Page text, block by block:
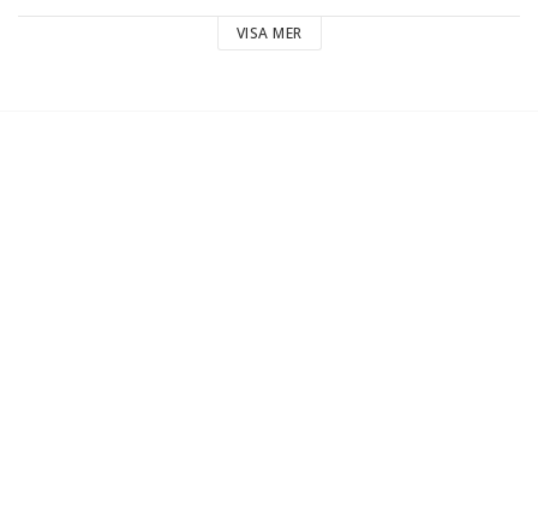
är nu inom räckhåll!
VISA MER